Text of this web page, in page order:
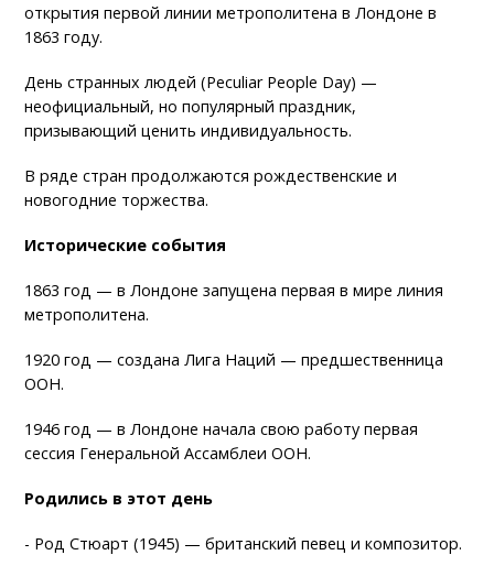
открытия первой линии метрополитена в Лондоне в
1863 году.
День странных людей (Peculiar People Day) —
неофициальный, но популярный праздник,
призывающий ценить индивидуальность.
В ряде стран продолжаются рождественские и
новогодние торжества.
Исторические события
1863 год — в Лондоне запущена первая в мире линия
метрополитена.
1920 год — создана Лига Наций — предшественница
ООН.
1946 год — в Лондоне начала свою работу первая
сессия Генеральной Ассамблеи ООН.
Родились в этот день
- Род Стюарт (1945) — британский певец и композитор.